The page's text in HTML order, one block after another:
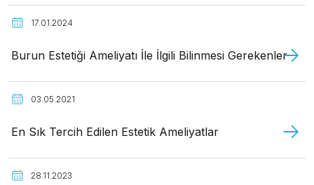
17.01.2024
Burun Estetiği Ameliyatı İle İlgili Bilinmesi Gerekenler
03.05.2021
En Sık Tercih Edilen Estetik Ameliyatlar
28.11.2023